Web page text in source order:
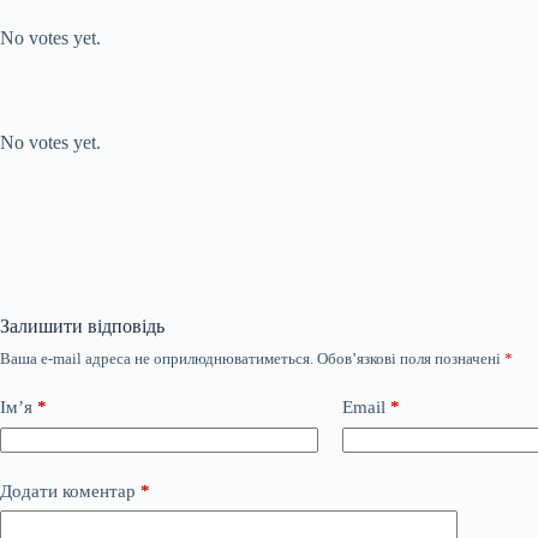
No votes yet.
No votes yet.
Залишити відповідь
Ваша e-mail адреса не оприлюднюватиметься. Обов’язкові поля позначені *
Ім’я * Email *
Додати коментар *